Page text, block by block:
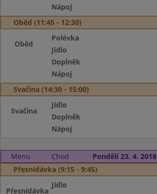
Nápoj
Oběd (11:45 - 12:30)
Oběd
Polévka
Jídlo
Doplněk
Nápoj
Svačina (14:30 - 15:00)
Svačina
Jídlo
Doplněk
Nápoj
Menu Chod
Pondělí 23. 4. 2018
Přesnídávka (9:15 - 9:45)
Přesnídávka
Jídlo